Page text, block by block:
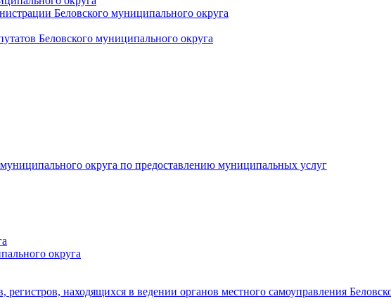
Беловского муниципального округа
Беловского муниципального округа
округа по предоставлению муниципальных услуг
округа
находящихся в ведении органов местного самоуправления